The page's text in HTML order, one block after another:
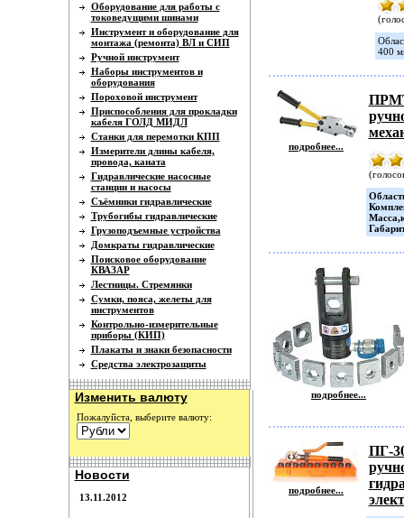
Оборудование для работы с
токоведущими шинами
Инструмент и оборудование для
монтажа (ремонта) ВЛ и СИП
Ручной инструмент
Наборы инструментов и
оборудования
Пороховой инструмент
Приспособления для прокладки
кабеля ГОЛД МИДЛ
Станки для перемотки КПП
Измерители длины кабеля,
провода, каната
Гидравлические насосные
станции и насосы
Съёмники гидравлические
Трубогибы гидравлические
Грузоподъемные устройства
Домкраты гидравлические
Поисковое оборудование
КВАЗАР
Лестницы. Стремянки
Сумки, пояса, желеты для
инструментов
Контрольно-измерительные
приборы (КИП)
Плакаты и знаки безопасности
Средства электрозащиты
Изменить валюту
Пожалуйста, выберите валюту:
Новости
13.11.2012
400
подробнее...
подробнее...
подробнее...
ПГ-